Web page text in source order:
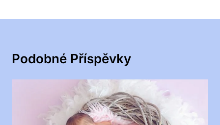
Podobné Příspěvky